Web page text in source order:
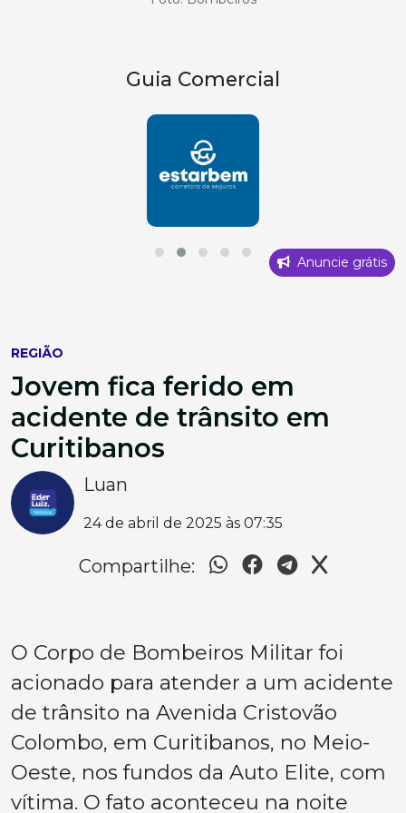
Guia Comercial
Anuncie grátis
REGIÃO
Jovem fica ferido em
acidente de trânsito em
Curitibanos
Luan
24 de abril de 2025 às 07:35
Compartilhe:
O Corpo de Bombeiros Militar foi
acionado para atender a um acidente
de trânsito na Avenida Cristovão
Colombo, em Curitibanos, no Meio-
Oeste, nos fundos da Auto Elite, com
vítima. O fato aconteceu na noite